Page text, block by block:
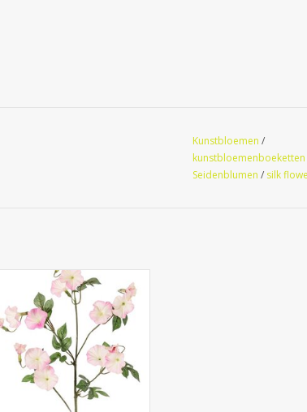
Kunstbloemen /
kunstbloemenboeketten
Seidenblumen / silk
131799WR - Convolvulaceae, 15
flowers, 14 leaves, 63 cm